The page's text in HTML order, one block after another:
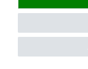
Über uns
AGB